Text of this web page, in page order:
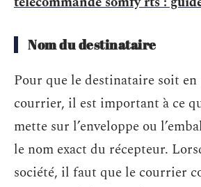
Nom du destinataire
Pour que le destinataire soit en
courrier, il est important à ce
mette sur l’enveloppe ou
le nom exact du récepteur.
société, il faut que le courrier